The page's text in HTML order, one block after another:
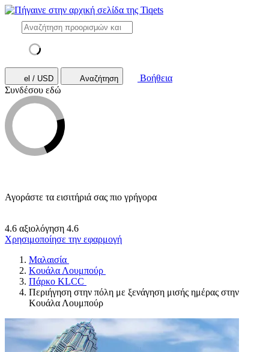
el / USD Αναζήτηση
Βοήθεια
Συνδέσου εδώ
Αγοράστε τα εισιτήριά σας πιο γρήγορα
4.6 αξιολόγηση 4.6
Χρησιμοποίησε την εφαρμογή
Μαλαισία
Κουάλα Λουμπούρ
Πάρκο KLCC
Περιήγηση στην πόλη με ξενάγηση μισής ημέρας στην
Κουάλα Λουμπούρ